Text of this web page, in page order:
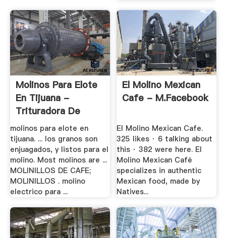
Molinos Para Elote
En Tijuana -
Trituradora De
Cono
molinos para elote en
tijuana. ... los granos son
enjuagados, y listos para el
molino. Most molinos are ...
MOLINILLOS DE CAFE;
MOLINILLOS . molino
electrico para ...
El Molino Mexican
Cafe - M.facebook
El Molino Mexican Cafe.
325 likes · 6 talking about
this · 382 were here. El
Molino Mexican Café
specializes in authentic
Mexican food, made by
Natives...